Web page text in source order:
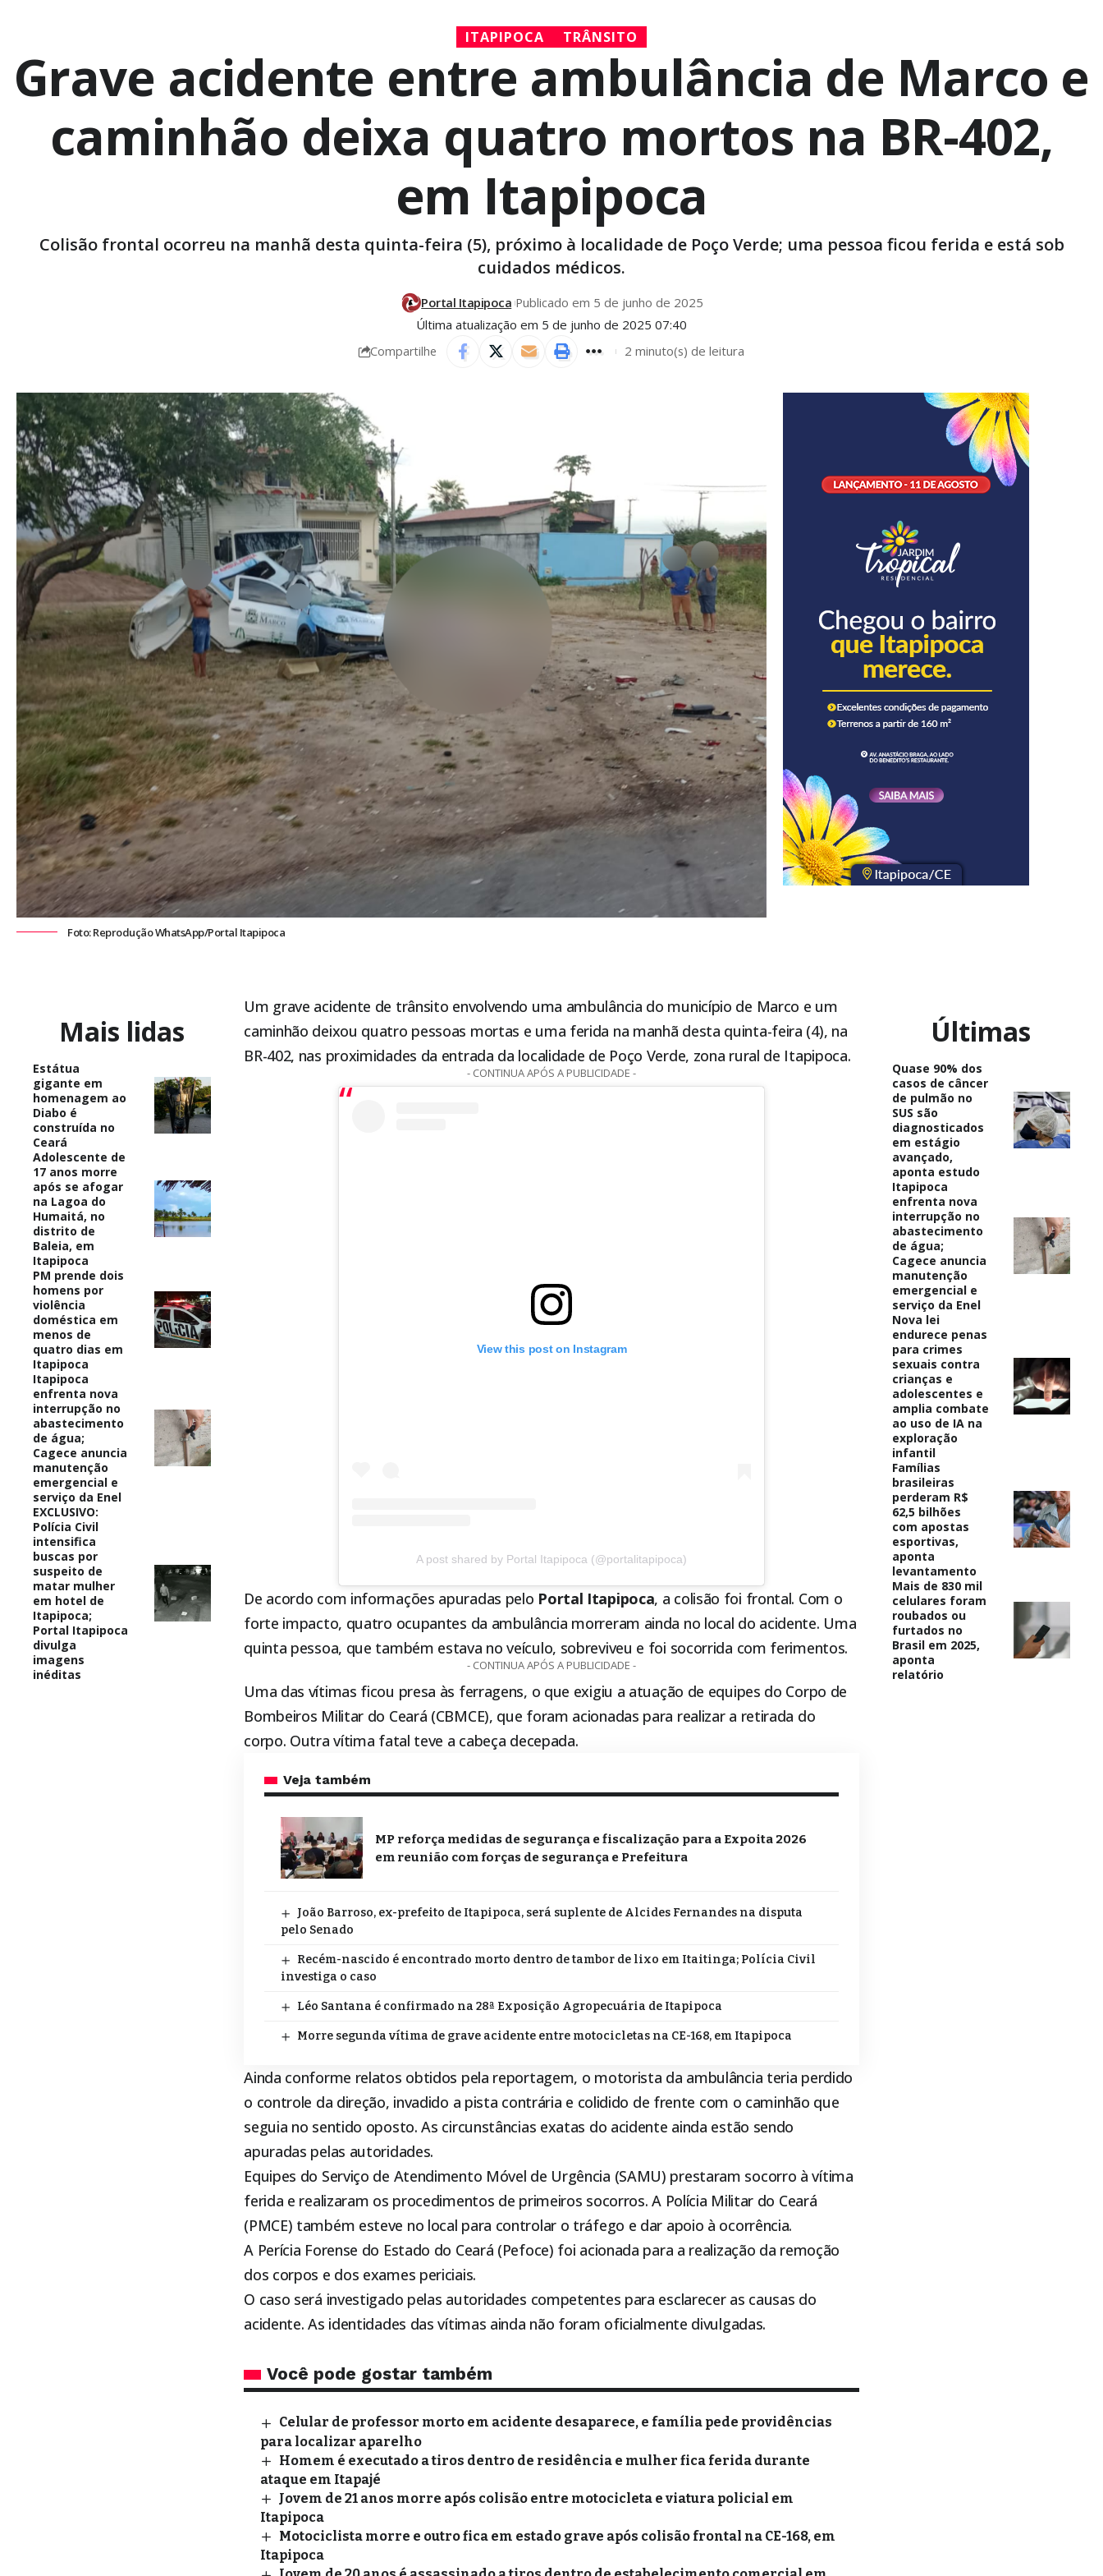
ITAPIPOCA TRÂNSITO
Grave acidente entre ambulância de Marco e
caminhão deixa quatro mortos na BR-402,
em Itapipoca
Colisão frontal ocorreu na manhã desta quinta-feira (5), próximo à localidade de Poço Verde; uma pessoa ficou ferida e está sob
cuidados médicos.
Última atualização em 5 de junho de 2025 07:40
Portal Itapipoca Publicado em 5 de junho de 2025
Compartilhe 2 minuto(s) de leitura
Foto: Reprodução WhatsApp/Portal Itapipoca
Mais lidas
Estátua
gigante em
homenagem ao
Diabo é
construída no
Ceará
Adolescente de
17 anos morre
após se afogar
na Lagoa do
Humaitá, no
distrito de
Baleia, em
Itapipoca
PM prende dois
homens por
violência
doméstica em
menos de
quatro dias em
Itapipoca
Itapipoca
enfrenta nova
interrupção no
abastecimento
de água;
Cagece anuncia
manutenção
emergencial e
serviço da Enel
EXCLUSIVO:
Polícia Civil
intensifica
buscas por
suspeito de
matar mulher
em hotel de
Itapipoca;
Portal Itapipoca
divulga
imagens
inéditas
Um grave acidente de trânsito envolvendo uma ambulância do município de Marco e um
caminhão deixou quatro pessoas mortas e uma ferida na manhã desta quinta-feira (4), na
BR-402, nas proximidades da entrada da localidade de Poço Verde, zona rural de Itapipoca.
- CONTINUA APÓS A PUBLICIDADE -
View this post on Instagram
A post shared by Portal Itapipoca (@portalitapipoca)
De acordo com informações apuradas pelo Portal Itapipoca, a colisão foi frontal. Com o
forte impacto, quatro ocupantes da ambulância morreram ainda no local do acidente. Uma
quinta pessoa, que também estava no veículo, sobreviveu e foi socorrida com ferimentos.
- CONTINUA APÓS A PUBLICIDADE -
Uma das vítimas ficou presa às ferragens, o que exigiu a atuação de equipes do Corpo de
Bombeiros Militar do Ceará (CBMCE), que foram acionadas para realizar a retirada do
corpo. Outra vítima fatal teve a cabeça decepada.
Veja também
MP reforça medidas de segurança e fiscalização para a Expoita 2026
em reunião com forças de segurança e Prefeitura
João Barroso, ex-prefeito de Itapipoca, será suplente de Alcides Fernandes na disputa
pelo Senado
Recém-nascido é encontrado morto dentro de tambor de lixo em Itaitinga; Polícia Civil
investiga o caso
Léo Santana é confirmado na 28ª Exposição Agropecuária de Itapipoca
Morre segunda vítima de grave acidente entre motocicletas na CE-168, em Itapipoca
Ainda conforme relatos obtidos pela reportagem, o motorista da ambulância teria perdido
o controle da direção, invadido a pista contrária e colidido de frente com o caminhão que
seguia no sentido oposto. As circunstâncias exatas do acidente ainda estão sendo
apuradas pelas autoridades.
Equipes do Serviço de Atendimento Móvel de Urgência (SAMU) prestaram socorro à vítima
ferida e realizaram os procedimentos de primeiros socorros. A Polícia Militar do Ceará
(PMCE) também esteve no local para controlar o tráfego e dar apoio à ocorrência.
A Perícia Forense do Estado do Ceará (Pefoce) foi acionada para a realização da remoção
dos corpos e dos exames periciais.
O caso será investigado pelas autoridades competentes para esclarecer as causas do
acidente. As identidades das vítimas ainda não foram oficialmente divulgadas.
Você pode gostar também
Celular de professor morto em acidente desaparece, e família pede providências
para localizar aparelho
Homem é executado a tiros dentro de residência e mulher fica ferida durante
ataque em Itapajé
Jovem de 21 anos morre após colisão entre motocicleta e viatura policial em
Itapipoca
Motociclista morre e outro fica em estado grave após colisão frontal na CE-168, em
Itapipoca
Últimas
Quase 90% dos
casos de câncer
de pulmão no
SUS são
diagnosticados
em estágio
avançado,
aponta estudo
Itapipoca
enfrenta nova
interrupção no
abastecimento
de água;
Cagece anuncia
manutenção
emergencial e
serviço da Enel
Nova lei
endurece penas
para crimes
sexuais contra
crianças e
adolescentes e
amplia combate
ao uso de IA na
exploração
infantil
Famílias
brasileiras
perderam R$
62,5 bilhões
com apostas
esportivas,
aponta
levantamento
Mais de 830 mil
celulares foram
roubados ou
furtados no
Brasil em 2025,
aponta
relatório